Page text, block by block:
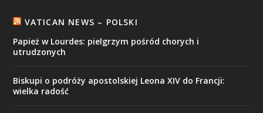
VATICAN NEWS – POLSKI
Papież w Lourdes: pielgrzym pośród chorych i
utrudzonych
Biskupi o podróży apostolskiej Leona XIV do Francji:
wielka radość